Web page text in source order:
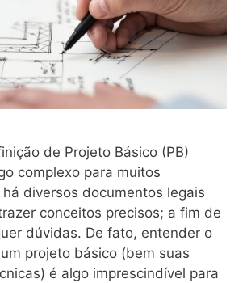
de Projeto Básico (PB)
complexo para muitos
diversos documentos legais
conceitos precisos; a fim de
dúvidas. De fato, entender o
projeto básico (bem suas
é algo imprescindível para